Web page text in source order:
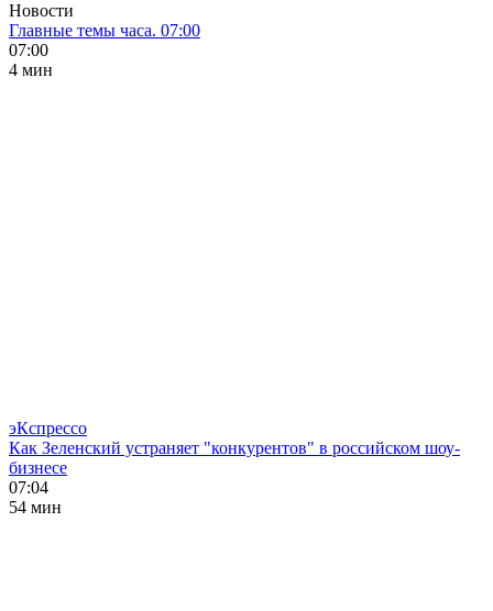
Новости
Главные темы часа. 07:00
07:00
4 мин
эКспрессо
Как Зеленский устраняет "конкурентов" в российском шоу-
бизнесе
07:04
54 мин